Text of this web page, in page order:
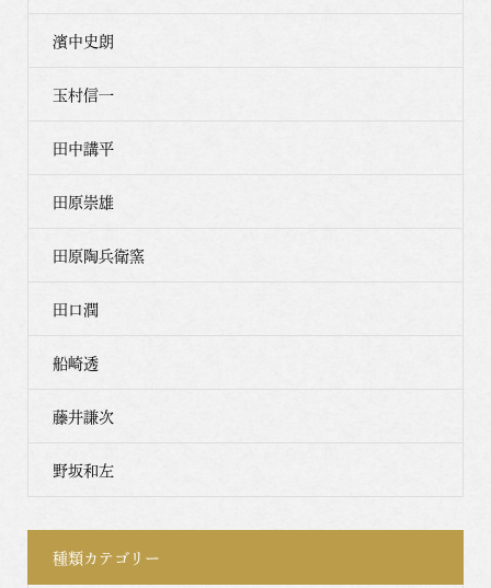
濱中史朗
玉村信一
田中講平
田原崇雄
田原陶兵衛窯
田口潤
船崎透
藤井謙次
野坂和左
種類カテゴリー